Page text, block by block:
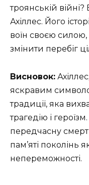
троянській
Ахіллес. Його
воїн своєю
змінити перебіг
Висновок:
яскравим
традиції, яка
трагедію і
передчасну
пам’яті поколінь
непереможності.